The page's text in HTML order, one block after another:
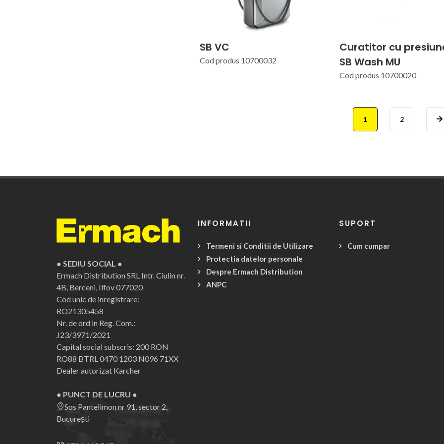
SB VC
Cod produs 10700032
Curatitor cu
SB Wash MU
Cod produs 10700020
1 2
● SEDIU SOCIAL ●
Ermach Distribution SRL Intr. Ciulin nr.
4B, Berceni, Ilfov 077020
Cod unic de inregistrare:
RO21305458
Nr. de ord in Reg. Com.:
J23/3971/2021
Capital social subscris: 200 RON
RO88 BTRL 0470 1203 N096 71XX
Dealer autorizat Karcher
● PUNCT DE LUCRU ●
Sos Pantelimon nr 91, sector 2,
București
INFORMATII
Termeni si Conditii de Utilizare
Protectia datelor personale
Despre Ermach Distribution
ANPC
SUPORT
Cum cumpar